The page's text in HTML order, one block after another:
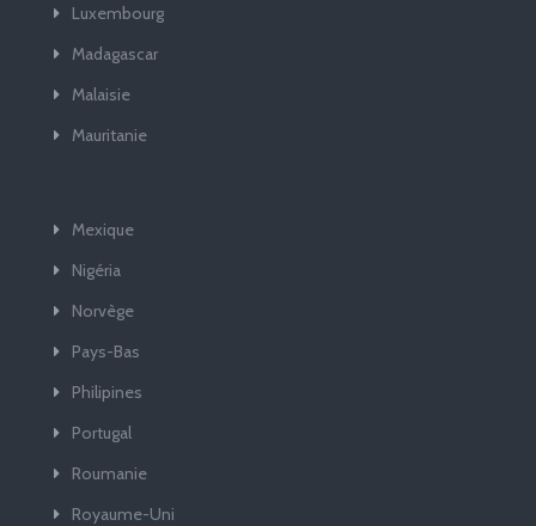
Luxembourg
Madagascar
Malaisie
Mauritanie
Mexique
Nigéria
Norvège
Pays-Bas
Philipines
Portugal
Roumanie
Royaume-Uni